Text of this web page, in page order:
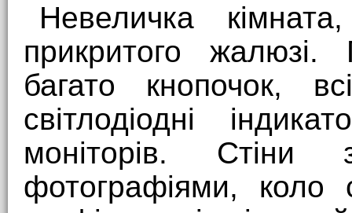
Невеличка
прикритого
багато кнопочок,
світлодіодні
моніторів. Стіни
фотографіями, коло